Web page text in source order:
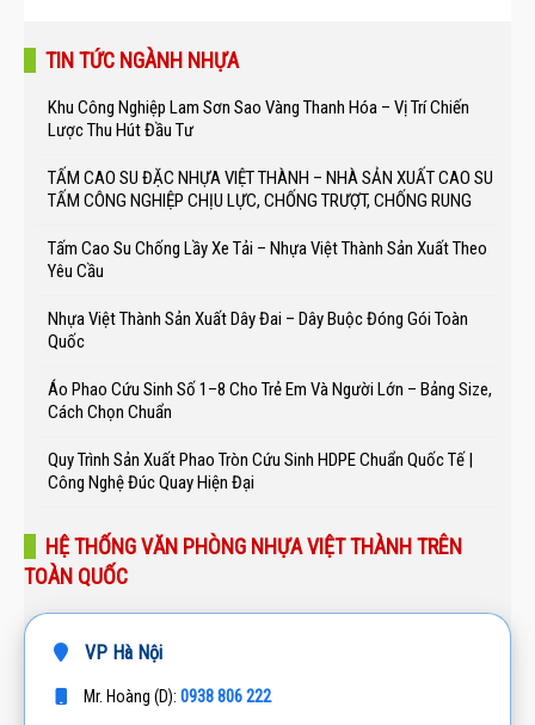
TIN TỨC NGÀNH NHỰA
Khu Công Nghiệp Lam Sơn Sao Vàng Thanh Hóa – Vị Trí Chiến
Lược Thu Hút Đầu Tư
TẤM CAO SU ĐẶC NHỰA VIỆT THÀNH – NHÀ SẢN XUẤT CAO SU
TẤM CÔNG NGHIỆP CHỊU LỰC, CHỐNG TRƯỢT, CHỐNG RUNG
Tấm Cao Su Chống Lầy Xe Tải – Nhựa Việt Thành Sản Xuất Theo
Yêu Cầu
Nhựa Việt Thành Sản Xuất Dây Đai – Dây Buộc Đóng Gói Toàn
Quốc
Áo Phao Cứu Sinh Số 1–8 Cho Trẻ Em Và Người Lớn – Bảng Size,
Cách Chọn Chuẩn
Quy Trình Sản Xuất Phao Tròn Cứu Sinh HDPE Chuẩn Quốc Tế |
Công Nghệ Đúc Quay Hiện Đại
HỆ THỐNG VĂN PHÒNG NHỰA VIỆT THÀNH TRÊN
TOÀN QUỐC
VP Hà Nội
Mr. Hoàng (D): 0938 806 222